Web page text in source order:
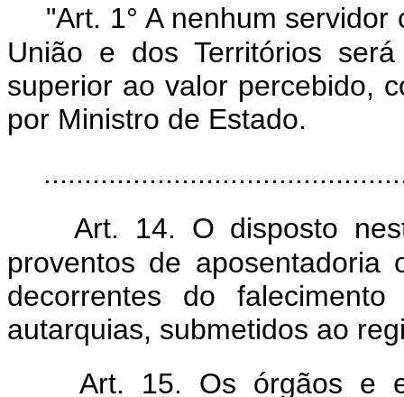
"Art. 1° A nenhum
União e dos Territórios
superior ao valor percebido,
por Ministro de Estado.
Art. 14. O disposto
proventos de
decorrentes do
autarquias, submetidos ao
Art. 15. Os órgãos e